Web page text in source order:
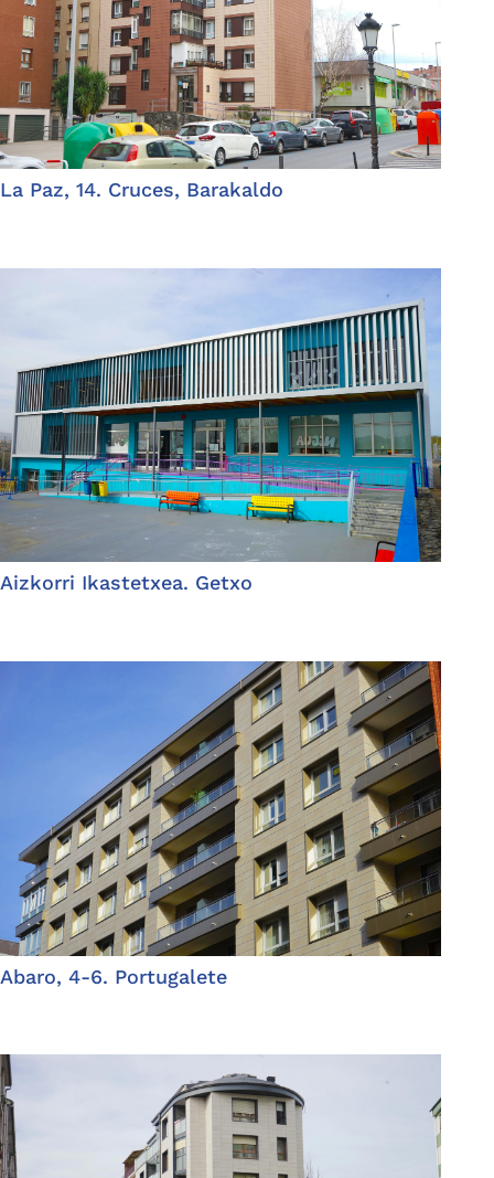
La Paz, 14. Cruces, Barakaldo
Aizkorri Ikastetxea. Getxo
Abaro, 4-6. Portugalete